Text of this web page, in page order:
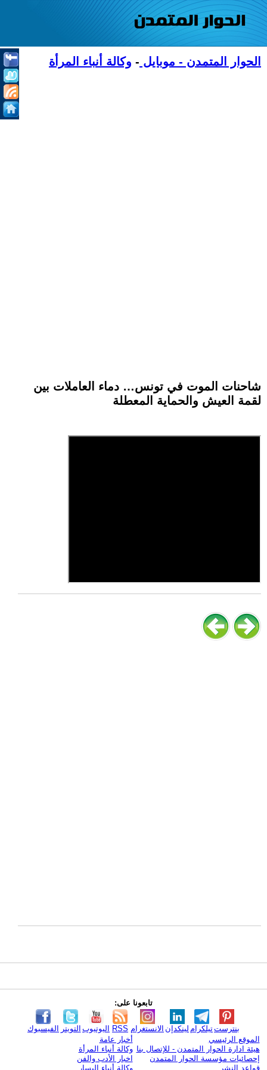
الحوار المتمدن - موبايل - وكالة أنباء المرأة
شاحنات الموت في تونس… دماء العاملات بين
لقمة العيش والحماية المعطلة
تابعونا على:
الفيسبوك التويتر اليوتيوب RSS الانستغرام لينكدإن تيلكرامبنترست
الموقع الرئيسي
هيئة ادارة الحوار المتمدن - للإتصال بنا
إحصائيات مؤسسة الحوار المتمدن
قواعد النشر
أخبار عامة
وكالة أنباء المرأة
اخبار الأدب والفن
وكالة أنباء اليسار